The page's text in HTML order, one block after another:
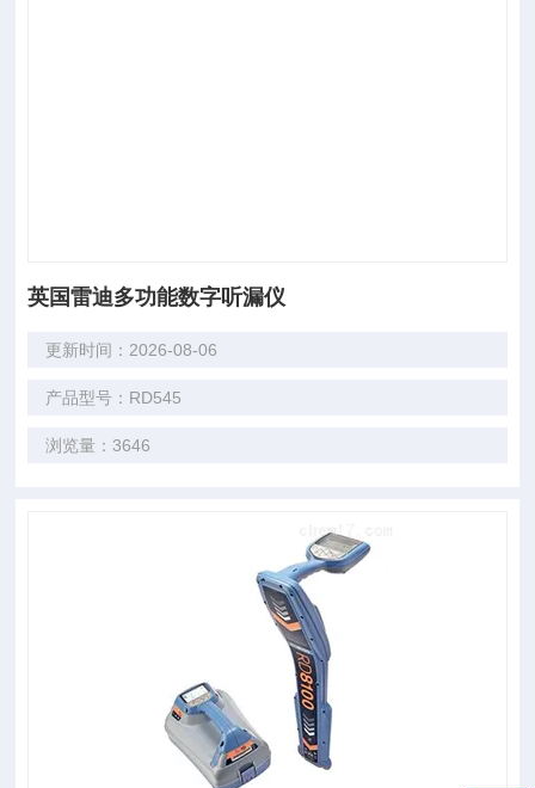
英国雷迪多功能数字听漏仪
更新时间：2026-08-06
产品型号：RD545
浏览量：3646